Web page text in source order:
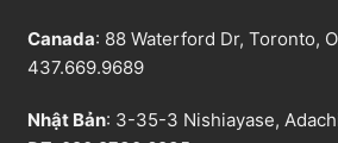
Canada: 88 Waterford Dr, Toronto,
437.669.9689
Nhật Bản: 3-35-3 Nishiayase,